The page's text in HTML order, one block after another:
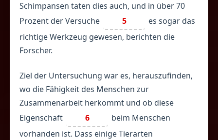
Schimpansen taten dies auch, und in über 70
Prozent der Versuche
5
es sogar das
richtige Werkzeug gewesen, berichten die
Forscher.
Ziel der Untersuchung war es, herauszufinden,
wo die Fähigkeit des Menschen zur
Zusammenarbeit herkommt und ob diese
Eigenschaft
6
beim Menschen
vorhanden ist. Dass einige Tierarten